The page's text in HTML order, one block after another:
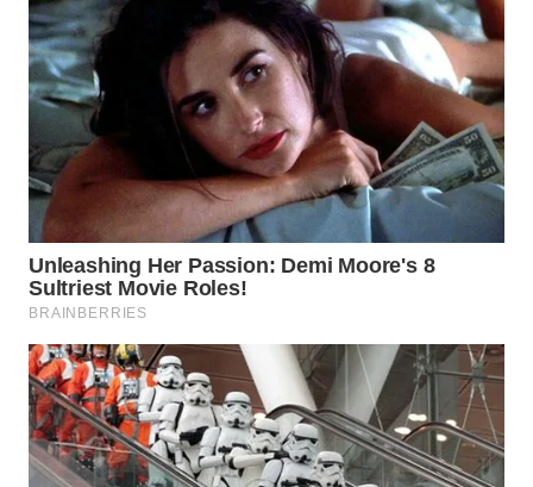
WN
CIANJUR
WN
KEPULAUAN
SERIBU
WN
TANGERANG
WN
BINJAI
WN
CIREBON